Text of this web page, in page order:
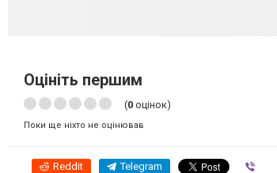
Оцініть першим
(0 оцінок)
Поки ще ніхто не оцінював
Reddit Telegram